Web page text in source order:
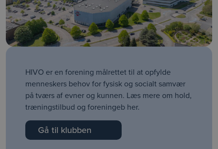
HIVO er en forening målrettet til at opfylde
menneskers behov for fysisk og socialt samvær
på tværs af evner og kunnen. Læs mere om hold,
træningstilbud og foreningeb her.
Gå til klubben